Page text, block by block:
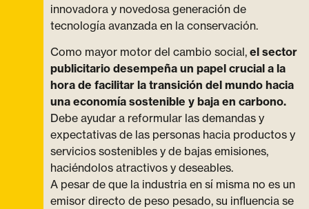
innovadora y novedosa generación de
tecnología avanzada en la conservación.
Como mayor motor del cambio social, el sector
publicitario desempeña un papel crucial a la
hora de facilitar la transición del mundo hacia
una economía sostenible y baja en carbono.
Debe ayudar a reformular las demandas y
expectativas de las personas hacia productos y
servicios sostenibles y de bajas emisiones,
haciéndolos atractivos y deseables.
A pesar de que la industria en sí misma no es un
emisor directo de peso pesado, su influencia se